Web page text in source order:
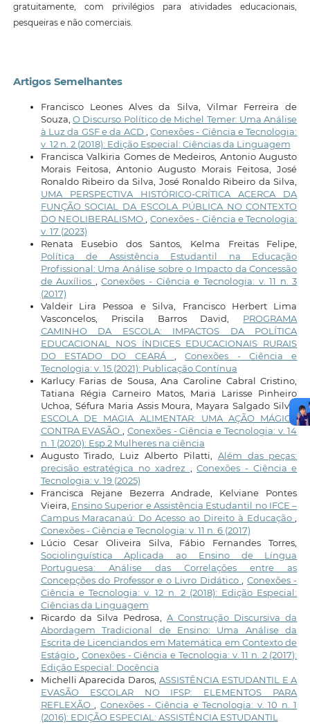
gratuitamente, com privilégios para atividades educacionais,
pesqueiras e não comerciais.
Artigos Semelhantes
Francisco Leones Alves da Silva, Vilmar Ferreira de
Souza, O Discurso Político de Michel Temer: Uma Análise
à Luz da GSF e da ACD ,Conexões - Ciência e Tecnologia:
v. 12 n. 2 (2018): Edição Especial: Ciências da Linguagem
Francisca Valkiria Gomes de Medeiros, Antonio Augusto
Morais Feitosa, Antonio Augusto Morais Feitosa, José
Ronaldo Ribeiro da Silva, José Ronaldo Ribeiro da Silva,
UMA PERSPECTIVA HISTÓRICO-CRÍTICA ACERCA DA
FUNÇÃO SOCIAL DA ESCOLA PÚBLICA NO CONTEXTO
DO NEOLIBERALISMO, Conexões - Ciência e Tecnologia:
v. 17 (2023)
Renata Eusebio dos Santos, Kelma Freitas Felipe,
Política de Assistência Estudantil na Educação
Profissional: Uma Análise sobre o Impacto da Concessão
de Auxílios ,Conexões - Ciência e Tecnologia: v. 11 n. 3
(2017)
Valdeir Lira Pessoa e Silva, Francisco Herbert Lima
Vasconcelos, Priscila Barros David, PROGRAMA
CAMINHO DA ESCOLA: IMPACTOS DA POLÍTICA
EDUCACIONAL NOS ÍNDICES EDUCACIONAIS RURAIS
DO ESTADO DO CEARÁ ,Conexões - Ciência e
Tecnologia: v. 15 (2021): Publicação Contínua
Karlucy Farias de Sousa, Ana Caroline Cabral Cristino,
Tatiana Régia Carneiro Matos, Maria Larisse Pinheiro
Uchoa, Séfura Maria Assis Moura, Mayara Salgado Silva,
ESCOLA DE MAGIA ALIMENTAR: UMA AÇÃO MÁGICA
CONTRA EVASÃO, Conexões - Ciência e Tecnologia: v. 14
n. 1 (2020): Esp.2 Mulheres na ciência
Augusto Tirado, Luiz Alberto Pilatti, Além das peças:
precisão estratégica no xadrez ,Conexões - Ciência e
Tecnologia: v. 19 (2025)
Francisca Rejane Bezerra Andrade, Kelviane Pontes
Vieira, Ensino Superior e Assistência Estudantil no IFCE –
Campus Maracanaú: Do Acesso ao Direito à Educação,
Conexões - Ciência e Tecnologia: v. 11 n. 6 (2017)
Lúcio Cesar Oliveira Silva, Fábio Fernandes Torres,
Sociolinguística Aplicada ao Ensino de Língua
Portuguesa: Análise das Correlações entre as
Concepções do Professor e o Livro Didático, Conexões -
Ciência e Tecnologia: v. 12 n. 2 (2018): Edição Especial:
Ciências da Linguagem
Ricardo da Silva Pedrosa,A Construção Discursiva da
Abordagem Tradicional de Ensino: Uma Análise da
Escrita de Licenciandos em Matemática em Contexto de
Estágio, Conexões - Ciência e Tecnologia: v. 11 n. 2 (2017):
Edição Especial: Docência
Michelli Aparecida Daros, ASSISTÊNCIA ESTUDANTIL E A
EVASÃO ESCOLAR NO IFSP: ELEMENTOS PARA
REFLEXÃO, Conexões - Ciência e Tecnologia: v. 10 n. 1
(2016): EDIÇÃO ESPECIAL: ASSISTÊNCIA ESTUDANTIL